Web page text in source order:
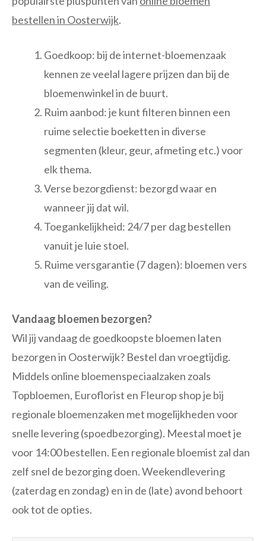
bestellen in Oosterwijk.
Goedkoop: bij de internet-bloemenzaak
kennen ze veelal lagere prijzen dan bij de
bloemenwinkel in de buurt.
Ruim aanbod: je kunt filteren binnen een
ruime selectie boeketten in diverse
segmenten (kleur, geur, afmeting etc.) voor
elk thema.
Verse bezorgdienst: bezorgd waar en
wanneer jij dat wil.
Toegankelijkheid: 24/7 per dag bestellen
vanuit je luie stoel.
Ruime versgarantie (7 dagen): bloemen vers
van de veiling.
Vandaag bloemen bezorgen?
Wil jij vandaag de goedkoopste bloemen laten
bezorgen in Oosterwijk? Bestel dan vroegtijdig.
Middels online bloemenspeciaalzaken zoals
Topbloemen, Euroflorist en Fleurop shop je bij
regionale bloemenzaken met mogelijkheden voor
snelle levering (spoedbezorging). Meestal moet je
voor 14:00 bestellen. Een regionale bloemist zal dan
zelf snel de bezorging doen. Weekendlevering
(zaterdag en zondag) en in de (late) avond behoort
ook tot de opties.